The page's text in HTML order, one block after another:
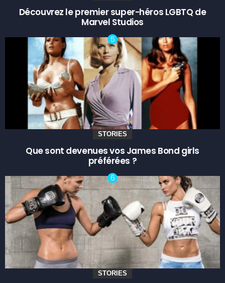
Découvrez le premier super-héros LGBTQ de
Marvel Studios
STORIES
Que sont devenues vos James Bond girls
préférées ?
STORIES